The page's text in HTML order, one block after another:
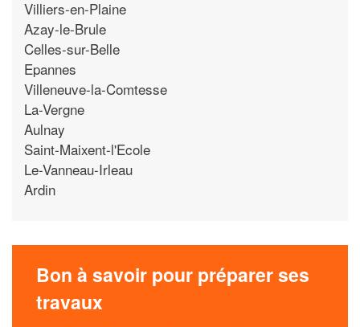
Villiers-en-Plaine
Azay-le-Brule
Celles-sur-Belle
Epannes
Villeneuve-la-Comtesse
La-Vergne
Aulnay
Saint-Maixent-l'Ecole
Le-Vanneau-Irleau
Ardin
Bon à savoir pour préparer ses
travaux